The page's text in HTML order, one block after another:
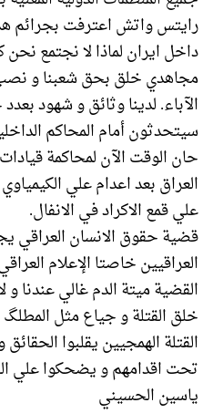
رايتس واتش اعترفت بجرائم
داخل ايران لماذا لا نجتمع
مجاهدي خلق بحق شعبنا و
الآباء. لدينا وثائق و شهود
سيتحدثون أمام المحاكم
حان الوقت الآن لمحاكمة
العراق بعد اعدام علي
علي قمع الاكراد في الانفال.
قضية حقوق الانسان العراقي
العراقيين خاصتا الإعلام
القضية ميتة الدم غالي عندنا
خلق القتلة و جياع مثل المطلگ
القتلة الهمجيين يقلبوا
تحت اقدامهم و يضحكوا علي
ياسين الحسيني